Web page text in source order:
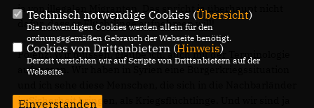
ja von illegalen Migranten. Das spricht ja überhaupt nicht
dafür, dass er Flüchtlinge aufnehmen will!
Polenz:Wir müssen, glaube ich, auch mit der Terminologie
aufpassen. Wir haben in Syrien eine Bürgerkriegssituation
in Sicherheit bringen, als Kriegsflüchtlinge. Und wir sind ja
Technisch notwendige Cookies (Übersicht)
Die notwendigen Cookies werden allein für den
ordnungsgemäßen Gebrauch der Webseite benötigt.
Cookies von Drittanbietern (Hinweis)
Derzeit verzichten wir auf Scripte von Drittanbietern auf der
Webseite.
Einverstanden